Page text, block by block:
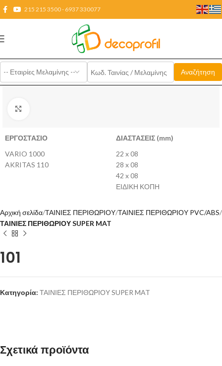
215 215 3500 - 6937 330077
ΕΡΓΟΣΤΑΣΙΟ
VARIO 1000
AKRITAS 110
ΔΙΑΣΤΑΣΕΙΣ (mm)
22 x 08
28 x 08
42 x 08
ΕΙΔΙΚΗ ΚΟΠΗ
Αρχική σελίδα ΤΑΙΝΙΕΣ ΠΕΡΙΘΩΡΙΟΥ ΤΑΙΝΙΕΣ ΠΕΡΙΘΩΡΙΟΥ PVC/ABS
ΤΑΙΝΙΕΣ ΠΕΡΙΘΩΡΙΟΥ SUPER MAT
101
Κατηγορία: ΤΑΙΝΙΕΣ ΠΕΡΙΘΩΡΙΟΥ SUPER MAT
Σχετικά προϊόντα